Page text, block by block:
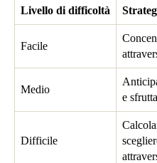
Livello di difficoltà
Facile
Medio
e
Difficile